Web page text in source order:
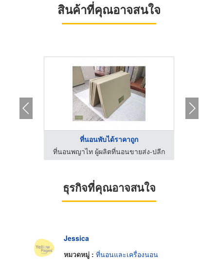
สินค้าที่คุณอาจสนใจ
ที่นอนพับได้ราคาถูก
ที่นอนพญาไท ผู้ผลิตที่นอนขายส่ง-ปลีก
ธุรกิจที่คุณอาจสนใจ
Jessica
หมวดหมู่ : ที่นอนและเครื่องนอน